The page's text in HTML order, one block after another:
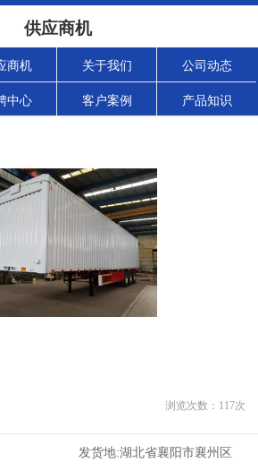
供应商机
商机 关于我们 公司动态
中心 客户案例 产品知识
浏览次数： 117次
发货地:湖北省襄阳市襄州区